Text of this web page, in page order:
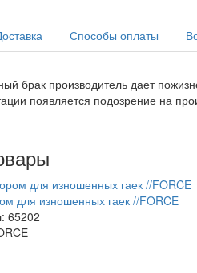
Способы оплаты
брак производитель дает
появляется подозрение на
для изношенных гаек //FORCE
65202